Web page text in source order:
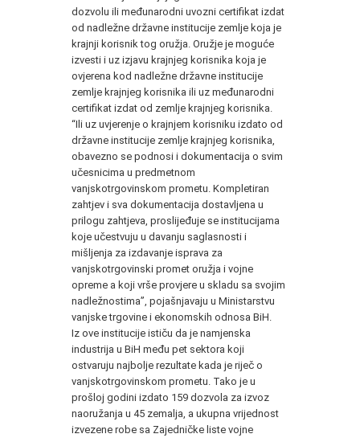
dozvolu ili međunarodni uvozni certifikat izdat
od nadležne državne institucije zemlje koja je
krajnji korisnik tog oružja. Oružje je moguće
izvesti i uz izjavu krajnjeg korisnika koja je
ovjerena kod nadležne državne institucije
zemlje krajnjeg korisnika ili uz međunarodni
certifikat izdat od zemlje krajnjeg korisnika.
“Ili uz uvjerenje o krajnjem korisniku izdato od
državne institucije zemlje krajnjeg korisnika,
obavezno se podnosi i dokumentacija o svim
učesnicima u predmetnom
vanjskotrgovinskom prometu. Kompletiran
zahtjev i sva dokumentacija dostavljena u
prilogu zahtjeva, proslijeđuje se institucijama
koje učestvuju u davanju saglasnosti i
mišljenja za izdavanje isprava za
vanjskotrgovinski promet oružja i vojne
opreme a koji vrše provjere u skladu sa svojim
nadležnostima”, pojašnjavaju u Ministarstvu
vanjske trgovine i ekonomskih odnosa BiH.
Iz ove institucije ističu da je namjenska
industrija u BiH među pet sektora koji
ostvaruju najbolje rezultate kada je riječ o
vanjskotrgovinskom prometu. Tako je u
prošloj godini izdato 159 dozvola za izvoz
naoružanja u 45 zemalja, a ukupna vrijednost
izvezene robe sa Zajedničke liste vojne